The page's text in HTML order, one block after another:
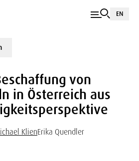
EN
von
in Österreich aus
KlienErika Quendler